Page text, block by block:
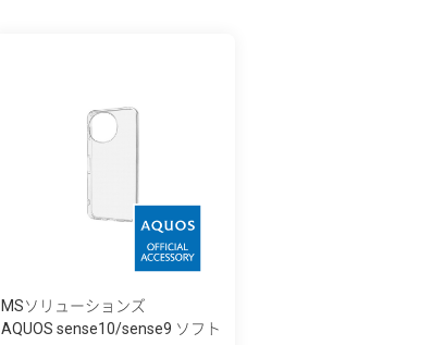
MSソリューションズ
AQUOS sense10/sense9 ソフト